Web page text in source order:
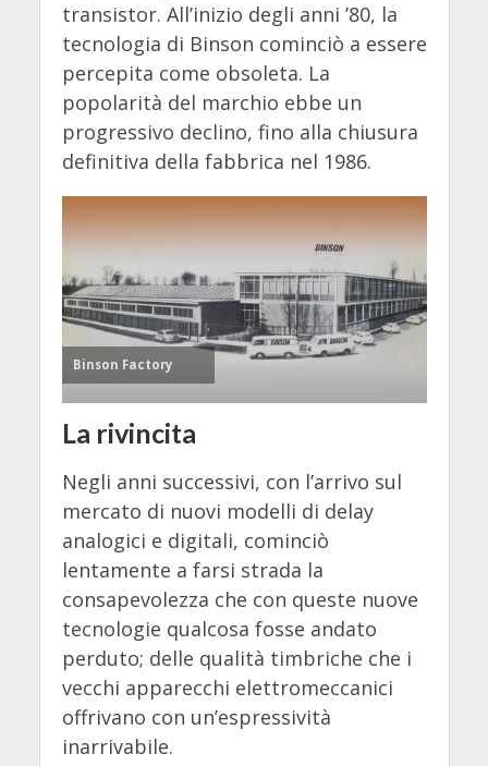
transistor. All’inizio degli anni ’80, la
tecnologia di Binson cominciò a essere
percepita come obsoleta. La
popolarità del marchio ebbe un
progressivo declino, fino alla chiusura
definitiva della fabbrica nel 1986.
Binson Factory
La rivincita
Negli anni successivi, con l’arrivo sul
mercato di nuovi modelli di delay
analogici e digitali, cominciò
lentamente a farsi strada la
consapevolezza che con queste nuove
tecnologie qualcosa fosse andato
perduto; delle qualità timbriche che i
vecchi apparecchi elettromeccanici
offrivano con un’espressività
inarrivabile.